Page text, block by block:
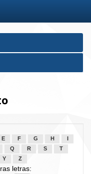
E F G H
Q R S
T
Y Z
letras: